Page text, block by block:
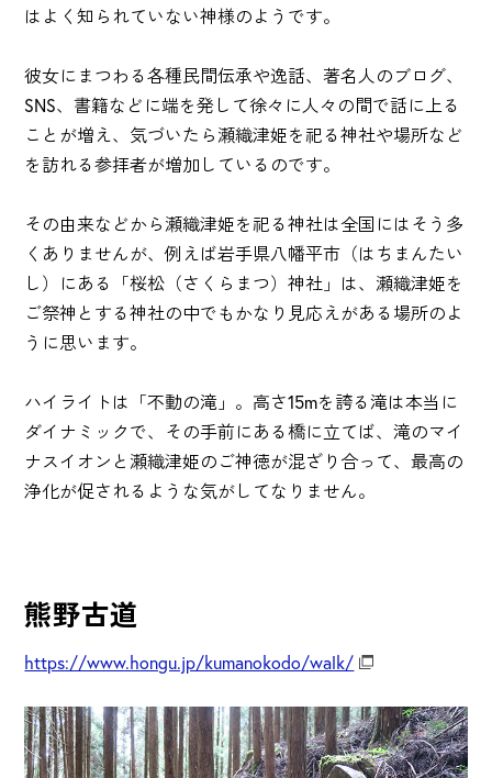
はよく知られていない神様のようです。
彼女にまつわる各種民間伝承や逸話、著名人のブログ、
SNS、書籍などに端を発して徐々に人々の間で話に上る
ことが増え、気づいたら瀬織津姫を祀る神社や場所など
を訪れる参拝者が増加しているのです。
その由来などから瀬織津姫を祀る神社は全国にはそう多
くありませんが、例えば岩手県八幡平市（はちまんたい
し）にある「桜松（さくらまつ）神社」は、瀬織津姫を
ご祭神とする神社の中でもかなり見応えがある場所のよ
うに思います。
ハイライトは「不動の滝」。高さ15mを誇る滝は本当に
ダイナミックで、その手前にある橋に立てば、滝のマイ
ナスイオンと瀬織津姫のご神徳が混ざり合って、最高の
浄化が促されるような気がしてなりません。
熊野古道
https://www.hongu.jp/kumanokodo/walk/